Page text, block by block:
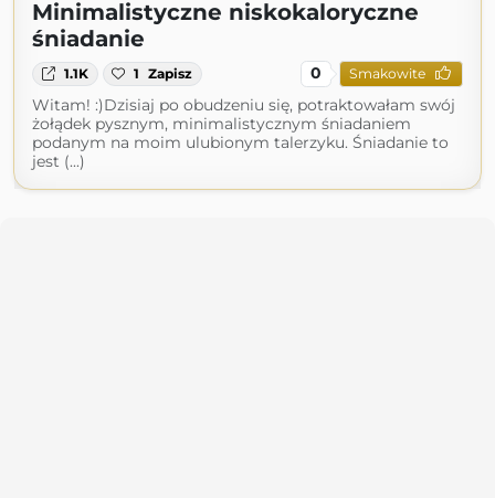
Minimalistyczne niskokaloryczne
śniadanie
1.1K 1 Zapisz 0 Smakowite
Witam! :)Dzisiaj po obudzeniu się, potraktowałam swój
żołądek pysznym, minimalistycznym śniadaniem
podanym na moim ulubionym talerzyku. Śniadanie to
jest (...)